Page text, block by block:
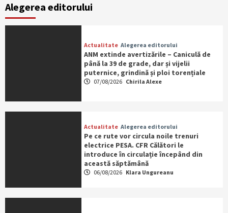
Alegerea editorului
Actualitate Alegerea editorului
ANM extinde avertizările – Caniculă de
până la 39 de grade, dar și vijelii
puternice, grindină și ploi torențiale
07/08/2026 Chirila Alexe
Actualitate Alegerea editorului
Pe ce rute vor circula noile trenuri
electrice PESA. CFR Călători le
introduce în circulație începând din
această săptămână
06/08/2026 Klara Ungureanu